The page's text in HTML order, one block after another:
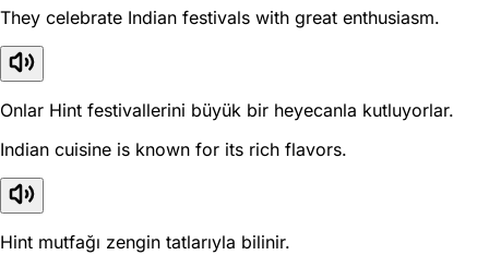
They celebrate Indian festivals with great enthusiasm.
Onlar Hint festivallerini büyük bir heyecanla kutluyorlar.
Indian cuisine is known for its rich flavors.
Hint mutfağı zengin tatlarıyla bilinir.